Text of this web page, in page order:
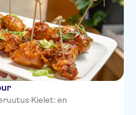
Hotel
·Kielet: en